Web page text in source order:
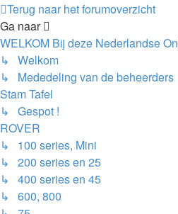
Terug naar het forumoverzicht
Ga naar
WELKOM Bij deze Nederlandse
↳ Welkom
↳ Mededeling van de beheerders
Stam Tafel
↳ Gespot !
ROVER
↳ 100 series, Mini
↳ 200 series en 25
↳ 400 series en 45
↳ 600, 800